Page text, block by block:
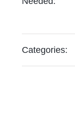
Categories: